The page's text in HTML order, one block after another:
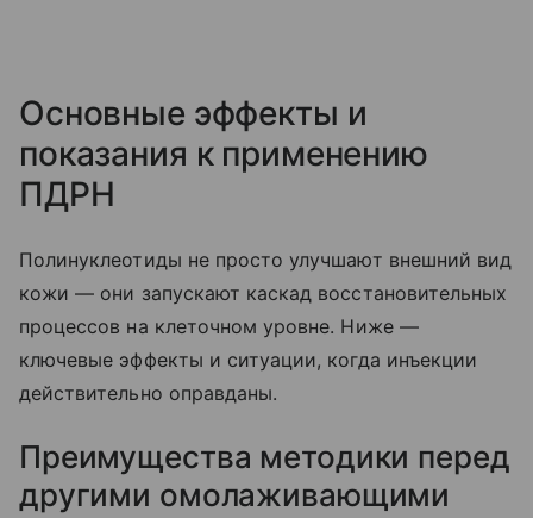
Основные эффекты и
показания к применению
ПДРН
Полинуклеотиды не просто улучшают внешний вид
кожи — они запускают каскад восстановительных
процессов на клеточном уровне. Ниже —
ключевые эффекты и ситуации, когда инъекции
действительно оправданы.
Преимущества методики перед
другими омолаживающими